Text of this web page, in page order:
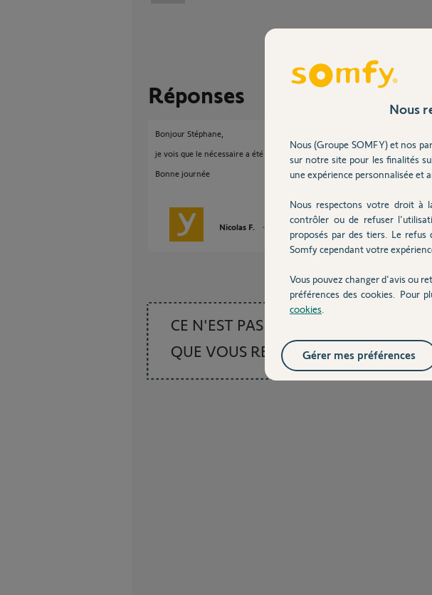
Participer
Réponses
Bonjour Stéphane,
je vois que le nécessaire a été fait sur votre kit.
Bonne journée
Nicolas F.
CE N'EST PAS CE
QUE VOUS RECHERCHEZ
Nous
Nous (Groupe SOMFY) et nos
sur notre site pour les finalités
une expérience personnalisée et
Nous respectons votre droit à
contrôler ou de refuser
proposés par des tiers. Le
Somfy cependant votre
Vous pouvez changer d'avis ou
préférences des cookies. Pour
cookies
Gérer mes préférences